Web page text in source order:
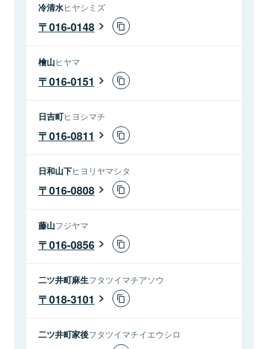
冷清水ヒヤシミズ
016-0148
檜山ヒヤマ
016-0151
日吉町ヒヨシマチ
016-0811
日和山下ヒヨリヤマシタ
016-0808
藤山フジヤマ
016-0856
二ツ井町麻生フタツイマチアソウ
018-3101
二ツ井町家後フタツイマチイエウシロ